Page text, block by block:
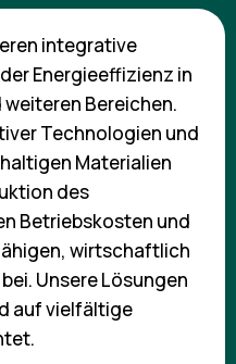
integrative
Energieeffizienz in
Bereichen.
Technologien und
Materialien
des
Betriebskosten und
wirtschaftlich
Unsere Lösungen
auf vielfältige